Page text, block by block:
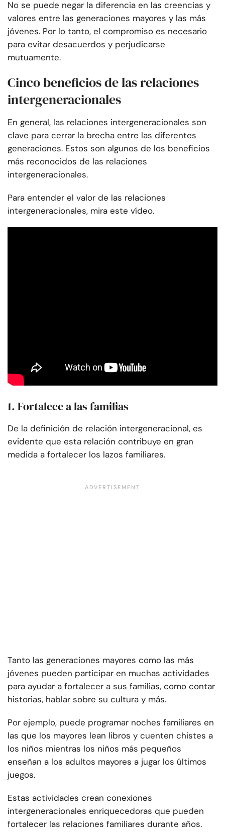
No se puede negar la diferencia en las creencias y
valores entre las generaciones mayores y las más
jóvenes. Por lo tanto, el compromiso es necesario
para evitar desacuerdos y perjudicarse
mutuamente.
Cinco beneficios de las relaciones
intergeneracionales
En general, las relaciones intergeneracionales son
clave para cerrar la brecha entre las diferentes
generaciones. Estos son algunos de los beneficios
más reconocidos de las relaciones
intergeneracionales.
Para entender el valor de las relaciones
intergeneracionales, mira este vídeo.
1. Fortalece a las familias
De la definición de relación intergeneracional, es
evidente que esta relación contribuye en gran
medida a fortalecer los lazos familiares.
Tanto las generaciones mayores como las más
jóvenes pueden participar en muchas actividades
para ayudar a fortalecer a sus familias, como contar
historias, hablar sobre su cultura y más.
Por ejemplo, puede programar noches familiares en
las que los mayores lean libros y cuenten chistes a
los niños mientras los niños más pequeños
enseñan a los adultos mayores a jugar los últimos
juegos.
Estas actividades crean conexiones
intergeneracionales enriquecedoras que pueden
fortalecer las relaciones familiares durante años.